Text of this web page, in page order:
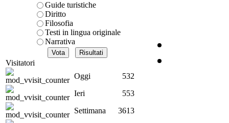
Guide turistiche
Diritto
Filosofia
Testi in lingua originale
Narrativa
Visitatori
Oggi
532
Ieri
553
Settimana
3613